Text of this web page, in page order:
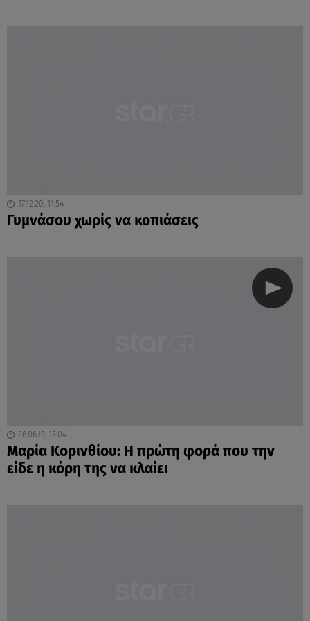
17.12.20, 11:54
Γυμνάσου χωρίς να κοπιάσεις
26.06.19, 13:04
Μαρία Κορινθίου: Η πρώτη φορά που την
είδε η κόρη της να κλαίει